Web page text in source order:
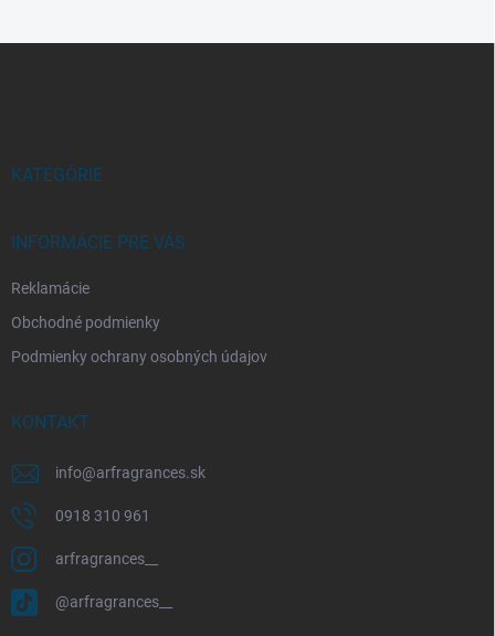
KATEGÓRIE
INFORMÁCIE PRE VÁS
Reklamácie
Obchodné podmienky
Podmienky ochrany osobných údajov
KONTAKT
info@arfragrances.sk
0918 310 961
arfragrances__
@arfragrances__